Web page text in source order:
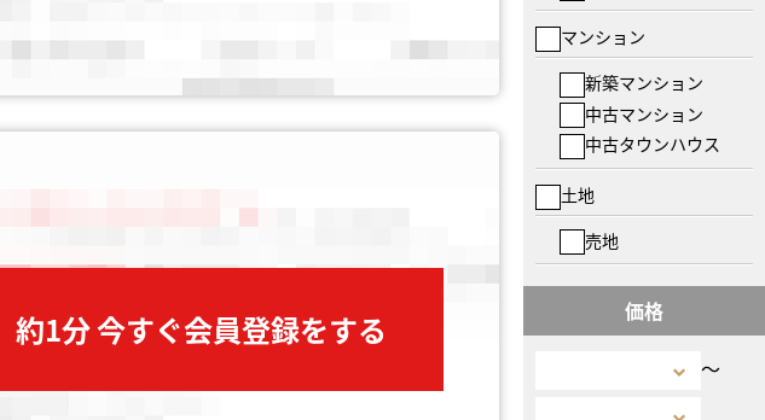
約1分 今すぐ会員登録をする
マンション
新築マンション
中古マンション
中古タウンハウス
土地
売地
価格
〜